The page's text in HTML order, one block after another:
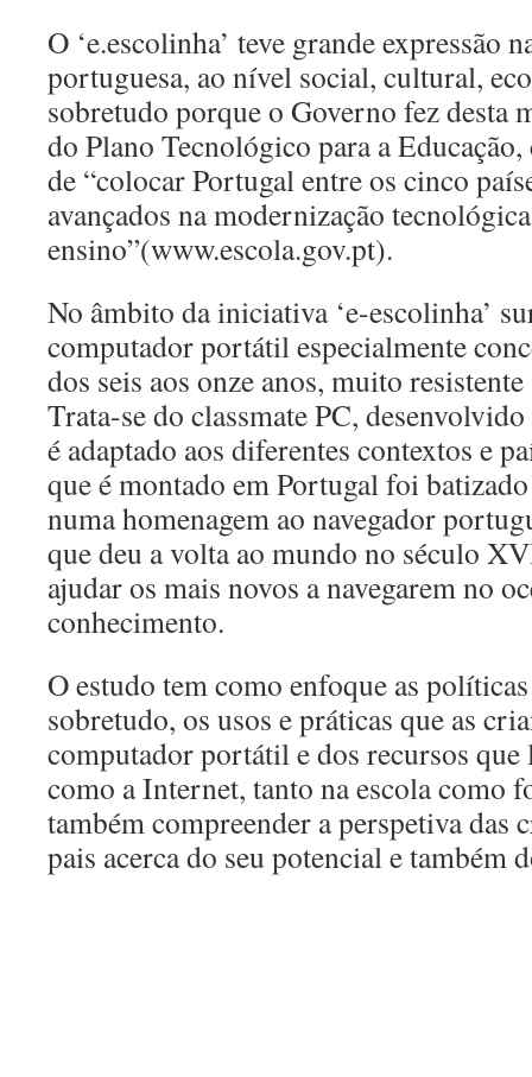
O ‘e.escolinha’ teve grande expressão
portuguesa, ao nível social, cultural,
sobretudo porque o Governo fez desta
do Plano Tecnológico para a
de “colocar Portugal entre os cinco
avançados na modernização
ensino”(www.escola.gov.pt).
No âmbito da iniciativa ‘e-escolinha’
computador portátil especialmente
dos seis aos onze anos, muito
Trata-se do classmate PC,
é adaptado aos diferentes contextos e
que é montado em Portugal foi batizado
numa homenagem ao navegador
que deu a volta ao mundo no século
ajudar os mais novos a navegarem no
conhecimento.
O estudo tem como enfoque as
sobretudo, os usos e práticas que as
computador portátil e dos recursos que
como a Internet, tanto na escola como
também compreender a perspetiva das
pais acerca do seu potencial e também